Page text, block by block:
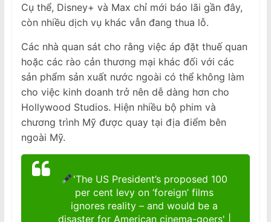
Cụ thể, Disney+ và Max chỉ mới báo lãi gần đây,
còn nhiều dịch vụ khác vẫn đang thua lỗ.
Các nhà quan sát cho rằng việc áp đặt thuế quan
hoặc các rào cản thương mại khác đối với các
sản phẩm sản xuất nước ngoài có thể không làm
cho việc kinh doanh trở nên dễ dàng hơn cho
Hollywood Studios. Hiện nhiều bộ phim và
chương trình Mỹ được quay tại địa điểm bên
ngoài Mỹ.
'The US President’s proposed 100
per cent levy on ‘foreign’ films
ignores reality – and would be a
disaster for American cinema-goers' |